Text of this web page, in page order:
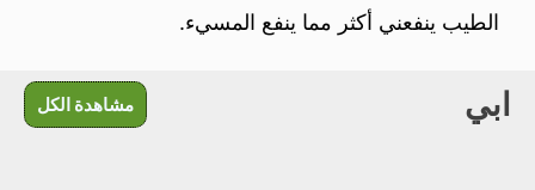
الطيب ينفعني أكثر مما ينفع المسيء.
ابي مشاهدة الكل